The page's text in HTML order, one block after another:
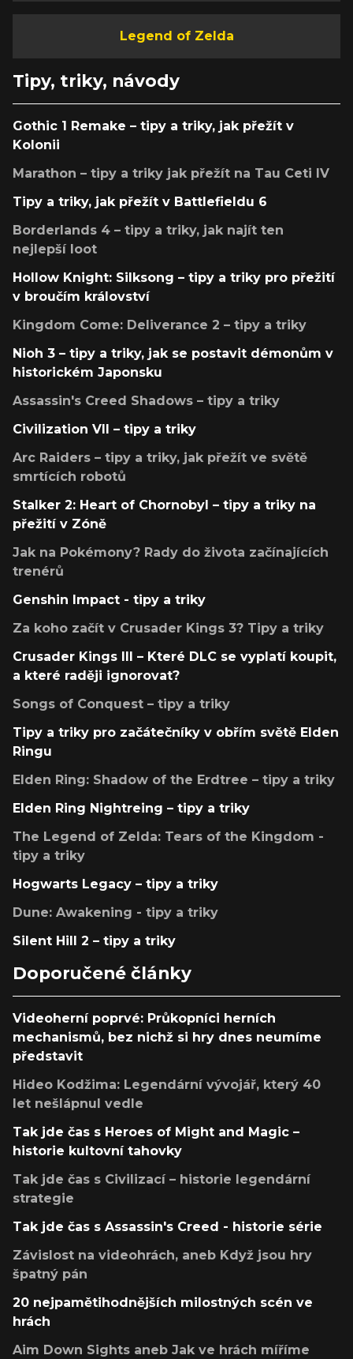
Legend of Zelda
Tipy, triky, návody
Gothic 1 Remake – tipy a triky, jak přežít v
Kolonii
Marathon – tipy a triky jak přežít na Tau Ceti IV
Tipy a triky, jak přežít v Battlefieldu 6
Borderlands 4 – tipy a triky, jak najít ten
nejlepší loot
Hollow Knight: Silksong – tipy a triky pro přežití
v broučím království
Kingdom Come: Deliverance 2 – tipy a triky
Nioh 3 – tipy a triky, jak se postavit démonům v
historickém Japonsku
Assassin's Creed Shadows – tipy a triky
Civilization VII – tipy a triky
Arc Raiders – tipy a triky, jak přežít ve světě
smrtících robotů
Stalker 2: Heart of Chornobyl – tipy a triky na
přežití v Zóně
Jak na Pokémony? Rady do života začínajících
trenérů
Genshin Impact - tipy a triky
Za koho začít v Crusader Kings 3? Tipy a triky
Crusader Kings III – Které DLC se vyplatí koupit,
a které raději ignorovat?
Songs of Conquest – tipy a triky
Tipy a triky pro začátečníky v obřím světě Elden
Ringu
Elden Ring: Shadow of the Erdtree – tipy a triky
Elden Ring Nightreing – tipy a triky
The Legend of Zelda: Tears of the Kingdom -
tipy a triky
Hogwarts Legacy – tipy a triky
Dune: Awakening - tipy a triky
Silent Hill 2 – tipy a triky
Doporučené články
Videoherní poprvé: Průkopníci herních
mechanismů, bez nichž si hry dnes neumíme
představit
Hideo Kodžima: Legendární vývojář, který 40
let nešlápnul vedle
Tak jde čas s Heroes of Might and Magic –
historie kultovní tahovky
Tak jde čas s Civilizací – historie legendární
strategie
Tak jde čas s Assassin's Creed - historie série
Závislost na videohrách, aneb Když jsou hry
špatný pán
20 nejpamětihodnějších milostných scén ve
hrách
Aim Down Sights aneb Jak ve hrách míříme